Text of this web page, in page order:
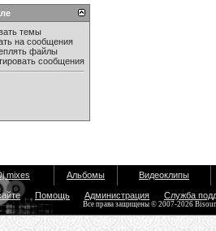
темы
на сообщения
файлы
сообщения
mixes Альбомы Видеоклипы
Помощь Администрация Служба
Все права защищены © 2007-2026